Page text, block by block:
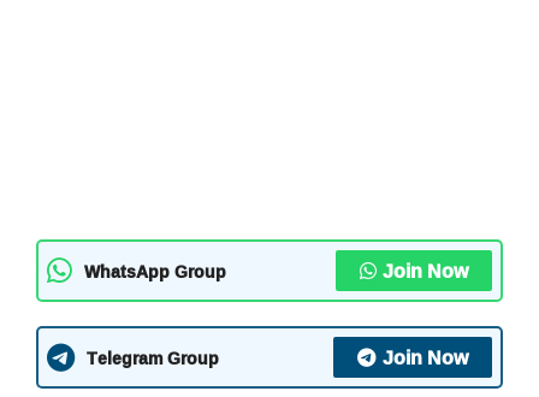
WhatsApp Group Join Now
Telegram Group Join Now